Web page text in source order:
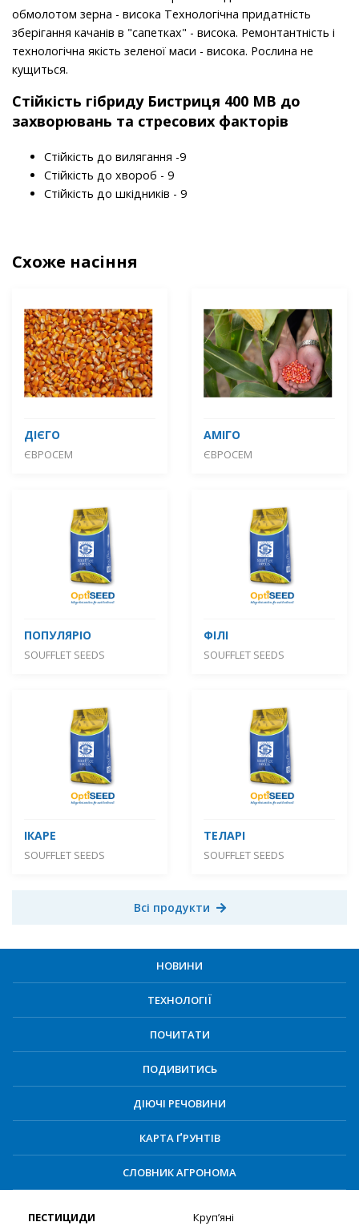
обмолотом зерна - висока Технологічна придатність
зберігання качанів в "сапетках" - висока. Ремонтантність і
технологічна якість зеленої маси - висока. Рослина не
кущиться.
Стійкість гібриду Бистриця 400 МВ до
захворювань та стресових факторів
Стійкість до вилягання -9
Стійкість до хвороб - 9
Стійкість до шкідників - 9
Схоже насіння
ДІЄГО
ЄВРОСЕМ
АМІГО
ЄВРОСЕМ
ПОПУЛЯРІО
SOUFFLET SEEDS
ФІЛІ
SOUFFLET SEEDS
ІКАРЕ
SOUFFLET SEEDS
ТЕЛАРІ
SOUFFLET SEEDS
Всі продукти
НОВИНИ
ТЕХНОЛОГІЇ
ПОЧИТАТИ
ПОДИВИТИСЬ
ДІЮЧІ РЕЧОВИНИ
КАРТА ҐРУНТІВ
СЛОВНИК АГРОНОМА
ПЕСТИЦИДИ Круп’яні